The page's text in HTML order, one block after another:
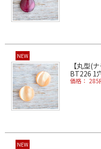
NEW
【丸型(
BT226 1
価格： 285
NEW